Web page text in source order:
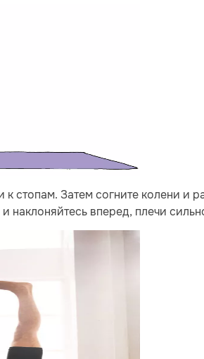
к стопам. Затем согните колени и
наклоняйтесь вперед, плечи